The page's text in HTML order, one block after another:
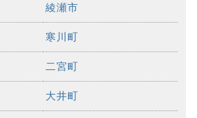
綾瀬市
寒川町
二宮町
大井町